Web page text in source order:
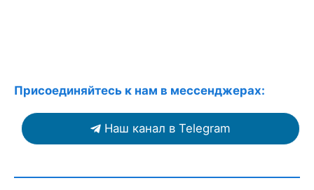
Присоединяйтесь к нам в мессенджерах:
Наш канал в Telegram